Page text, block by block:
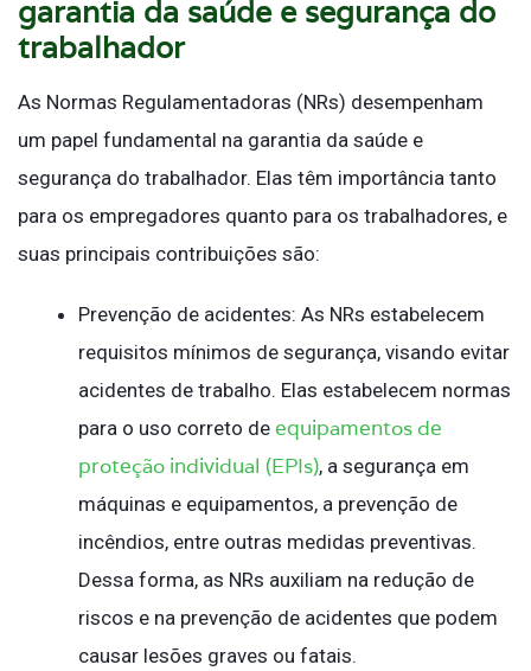
garantia da saúde e segurança do
trabalhador
As Normas Regulamentadoras (NRs) desempenham
um papel fundamental na garantia da saúde e
segurança do trabalhador. Elas têm importância tanto
para os empregadores quanto para os trabalhadores, e
suas principais contribuições são:
Prevenção de acidentes: As NRs estabelecem
requisitos mínimos de segurança, visando evitar
acidentes de trabalho. Elas estabelecem normas
para o uso correto de equipamentos de
proteção individual (EPIs), a segurança em
máquinas e equipamentos, a prevenção de
incêndios, entre outras medidas preventivas.
Dessa forma, as NRs auxiliam na redução de
riscos e na prevenção de acidentes que podem
causar lesões graves ou fatais.